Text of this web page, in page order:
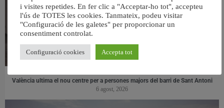
València ultima el nou centre per a persones majors del barri de Sant Antoni
6 agost, 2026
i visites repetides. En fer clic a "Acceptar-ho tot", accepteu
l'ús de TOTES les cookies. Tanmateix, podeu visitar
"Configuració de les galetes" per proporcionar un
consentiment controlat.
Configuració cookies Accepta tot